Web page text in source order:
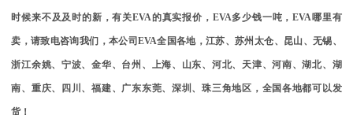
时候来不及及时的新，有关EVA的真实报价， EVA多少钱一吨，EVA哪里有
卖，请致电咨询我们，本公司EVA全国各地，江苏、苏州太仓、昆山、无锡、
浙江余姚、宁波、金华、台州、上海、山东、河北、天津、河南、湖北、湖
南、重庆、四川、福建、广东东莞、深圳、珠三角地区，全国各地都可以发
货！